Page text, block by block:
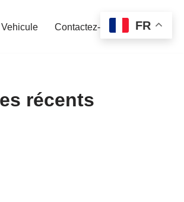
Vehicule Contactez-nous
récents
FR